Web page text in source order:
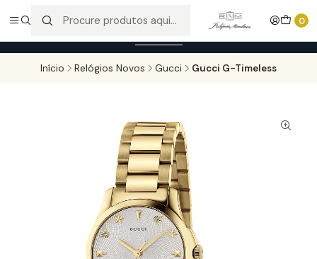
0
Entregas gratuitas para compras superiores a 100,00€ - Todas as
encomendas serão sujeitas a confirmação de stock.
Início Relógios Novos Gucci Gucci G-Timeless